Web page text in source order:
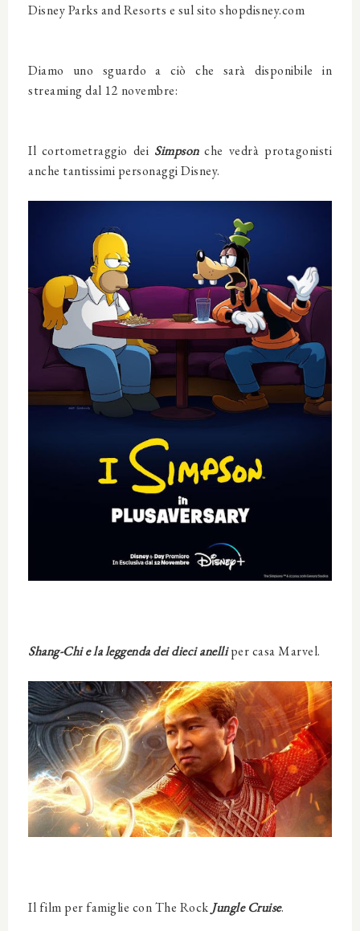
Disney Parks and Resorts e sul sito shopdisney.com
Diamo uno sguardo a ciò che sarà disponibile in
streaming dal 12 novembre:
Il cortometraggio dei Simpsonche vedrà protagonisti
anche tantissimi personaggi Disney.
Shang-Chi e la leggenda dei dieci anelliper casa Marvel.
Il film per famiglie con The Rock Jungle Cruise.